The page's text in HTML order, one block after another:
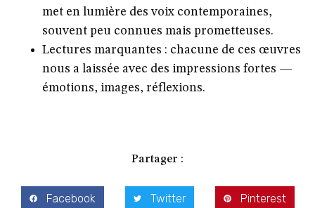
met en lumière des voix contemporaines,
souvent peu connues mais prometteuses.
Lectures marquantes : chacune de ces œuvres
nous a laissée avec des impressions fortes —
émotions, images, réflexions.
Partager :
Facebook Twitter Pinterest